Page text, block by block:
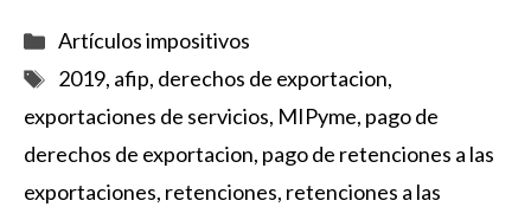
Categorías
Artículos impositivos
Etiquetas
2019, afip, derechos de exportacion,
exportaciones de servicios, MIPyme, pago de
derechos de exportacion, pago de retenciones a las
exportaciones, retenciones, retenciones a las